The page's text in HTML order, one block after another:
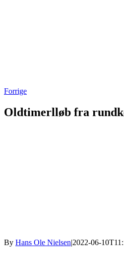
Forrige
Oldtimerlløb fra
By Hans Ole Nielsen|2022-06-